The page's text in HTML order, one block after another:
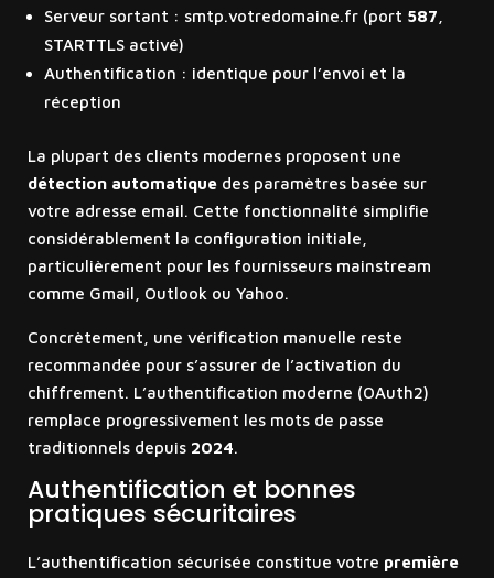
Serveur sortant : smtp.votredomaine.fr (port 587
STARTTLS activé)
Authentification : identique pour l’envoi et la
réception
La plupart des clients modernes proposent une
détection automatiquedes paramètres basée sur
votre adresse email. Cette fonctionnalité simplifie
considérablement la configuration initiale,
particulièrement pour les fournisseurs mainstream
comme Gmail, Outlook ou Yahoo.
Concrètement, une vérification manuelle reste
recommandée pour s’assurer de l’activation du
chiffrement. L’authentification moderne (OAuth2)
remplace progressivement les mots de passe
traditionnels depuis 2024.
Authentification et bonnes
pratiques sécuritaires
L’authentification sécurisée constitue votre première